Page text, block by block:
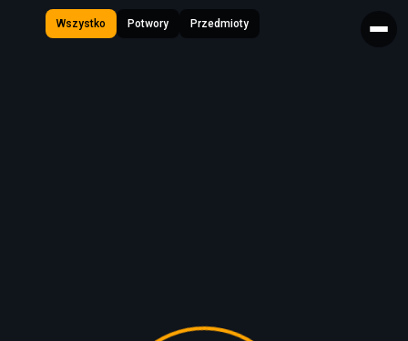
Wszystko Potwory Przedmioty